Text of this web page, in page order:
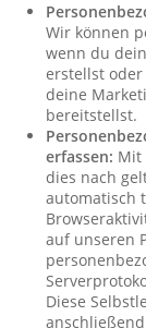
Wir können
wenn du
erstellst
deine
bereitstellst.
erfassen: Mit
dies nach
automatisch
auf unseren
Diese